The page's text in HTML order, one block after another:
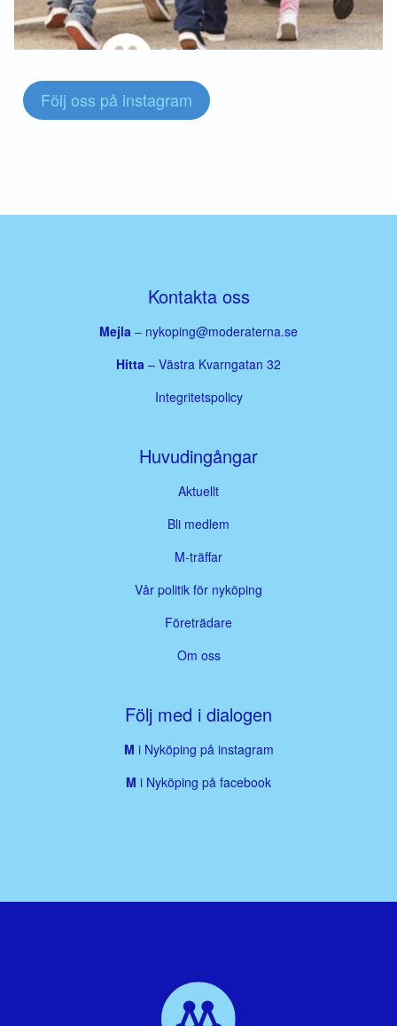
Följ oss på instagram
Kontakta oss
Mejla – nykoping@moderaterna.se
Hitta – Västra Kvarngatan 32
Integritetspolicy
Huvudingångar
Aktuellt
Bli medlem
M-träffar
Vår politik för nyköping
Företrädare
Om oss
Följ med i dialogen
M i Nyköping på instagram
M i Nyköping på facebook